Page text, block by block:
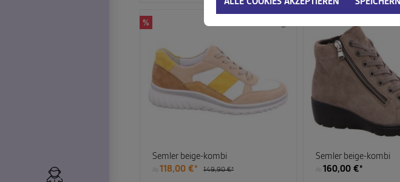
%
Semler beige-kombi
Ab 118,00 €* 149,90 €*
Semler beige-kombi
Ab 160,00 €*